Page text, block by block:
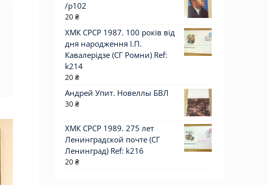
/p102
20 ₴
ХМК СРСР 1987. 100 років від
дня народження І.П.
Кавалерідзе (СГ Ромни) Ref:
k214
20 ₴
Андрей Упит. Новеллы БВЛ
30 ₴
ХМК СРСР 1989. 275 лет
Ленинградской почте (СГ
Ленинград) Ref: k216
20 ₴